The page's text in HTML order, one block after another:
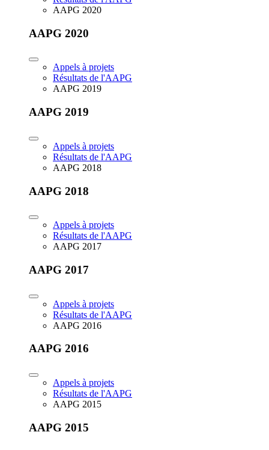
AAPG 2020
AAPG 2020
Appels à projets
Résultats de l'AAPG
AAPG 2019
AAPG 2019
Appels à projets
Résultats de l'AAPG
AAPG 2018
AAPG 2018
Appels à projets
Résultats de l'AAPG
AAPG 2017
AAPG 2017
Appels à projets
Résultats de l'AAPG
AAPG 2016
AAPG 2016
Appels à projets
Résultats de l'AAPG
AAPG 2015
AAPG 2015